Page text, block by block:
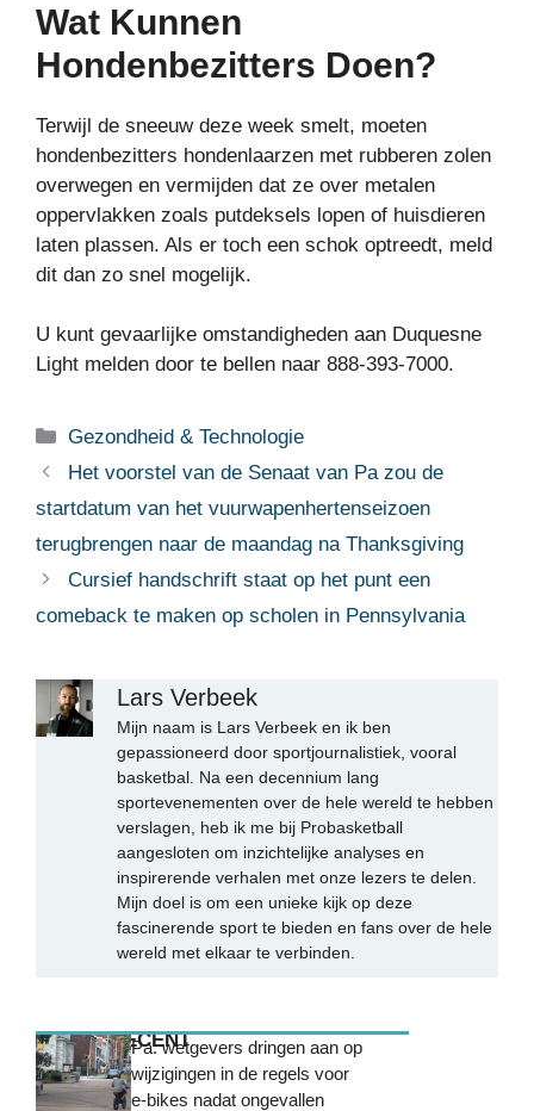
Wat Kunnen
Hondenbezitters Doen?
Terwijl de sneeuw deze week smelt, moeten
hondenbezitters hondenlaarzen met rubberen zolen
overwegen en vermijden dat ze over metalen
oppervlakken zoals putdeksels lopen of huisdieren
laten plassen. Als er toch een schok optreedt, meld
dit dan zo snel mogelijk.
U kunt gevaarlijke omstandigheden aan Duquesne
Light melden door te bellen naar 888-393-7000.
Categorieën
Gezondheid & Technologie
Het voorstel van de Senaat van Pa zou de
startdatum van het vuurwapenhertenseizoen
terugbrengen naar de maandag na Thanksgiving
Cursief handschrift staat op het punt een
comeback te maken op scholen in Pennsylvania
Lars Verbeek
Mijn naam is Lars Verbeek en ik ben
gepassioneerd door sportjournalistiek, vooral
basketbal. Na een decennium lang
sportevenementen over de hele wereld te hebben
verslagen, heb ik me bij Probasketball
aangesloten om inzichtelijke analyses en
inspirerende verhalen met onze lezers te delen.
Mijn doel is om een unieke kijk op deze
fascinerende sport te bieden en fans over de hele
wereld met elkaar te verbinden.
MEEST RECENTPa. wetgevers dringen aan op
wijzigingen in de regels voor
e-bikes nadat ongevallen